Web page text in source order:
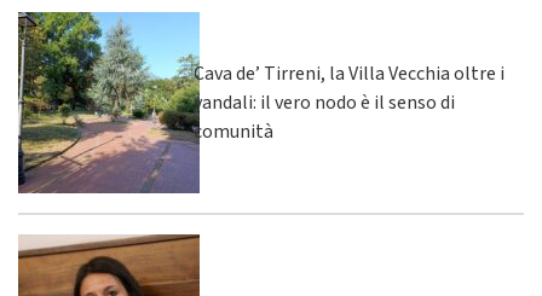
Cava de’ Tirreni, la Villa Vecchia oltre i
vandali: il vero nodo è il senso di
comunità